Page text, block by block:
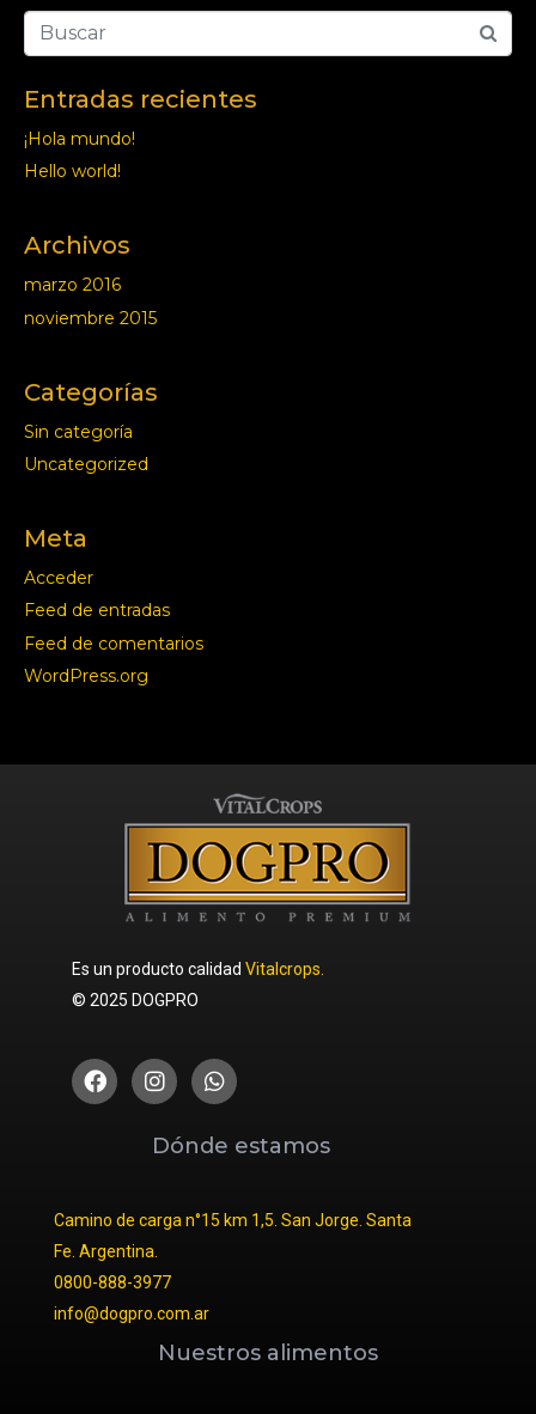
Entradas recientes
¡Hola mundo!
Hello world!
Archivos
marzo 2016
noviembre 2015
Categorías
Sin categoría
Uncategorized
Meta
Acceder
Feed de entradas
Feed de comentarios
WordPress.org
Es un producto calidad Vitalcrops.
© 2025 DOGPRO
Dónde estamos
Camino de carga n°15 km 1,5. San Jorge. Santa
Fe. Argentina.
0800-888-3977
info@dogpro.com.ar
Nuestros alimentos